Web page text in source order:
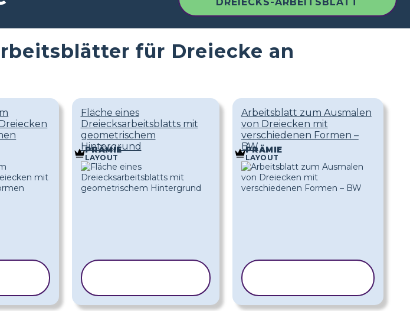
für Dreiecke an
Fläche eines
Dreiecksarbeitsblatts mit
geometrischem
Hintergrund
PRÄMIE
LAYOUT
Arbeitsblatt zum Ausmalen
von Dreiecken mit
verschiedenen Formen –
BW
PRÄMIE
LAYOUT